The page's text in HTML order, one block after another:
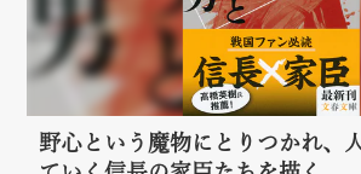
野心という魔物にとりつかれ、